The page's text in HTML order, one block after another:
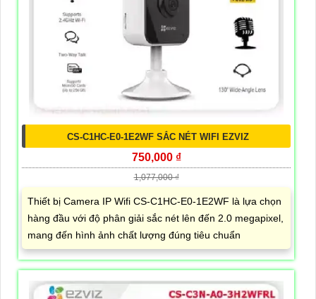
CS-C1HC-E0-1E2WF SẮC NÉT WIFI EZVIZ
750,000 ₫
1,077,000 ₫
Thiết bị Camera IP Wifi CS-C1HC-E0-1E2WF là lựa chọn
hàng đầu với độ phân giải sắc nét lên đến 2.0 megapixel,
mang đến hình ảnh chất lượng đúng tiêu chuẩn